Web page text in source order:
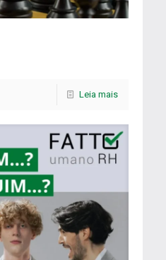
Leia mais